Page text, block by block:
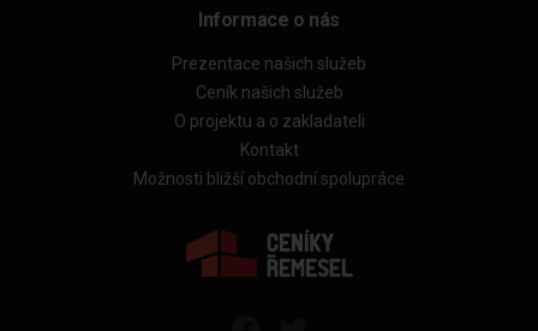
Informace o nás
Prezentace našich služeb
Ceník našich služeb
O projektu a o zakladateli
Kontakt
Možnosti bližší obchodní spolupráce